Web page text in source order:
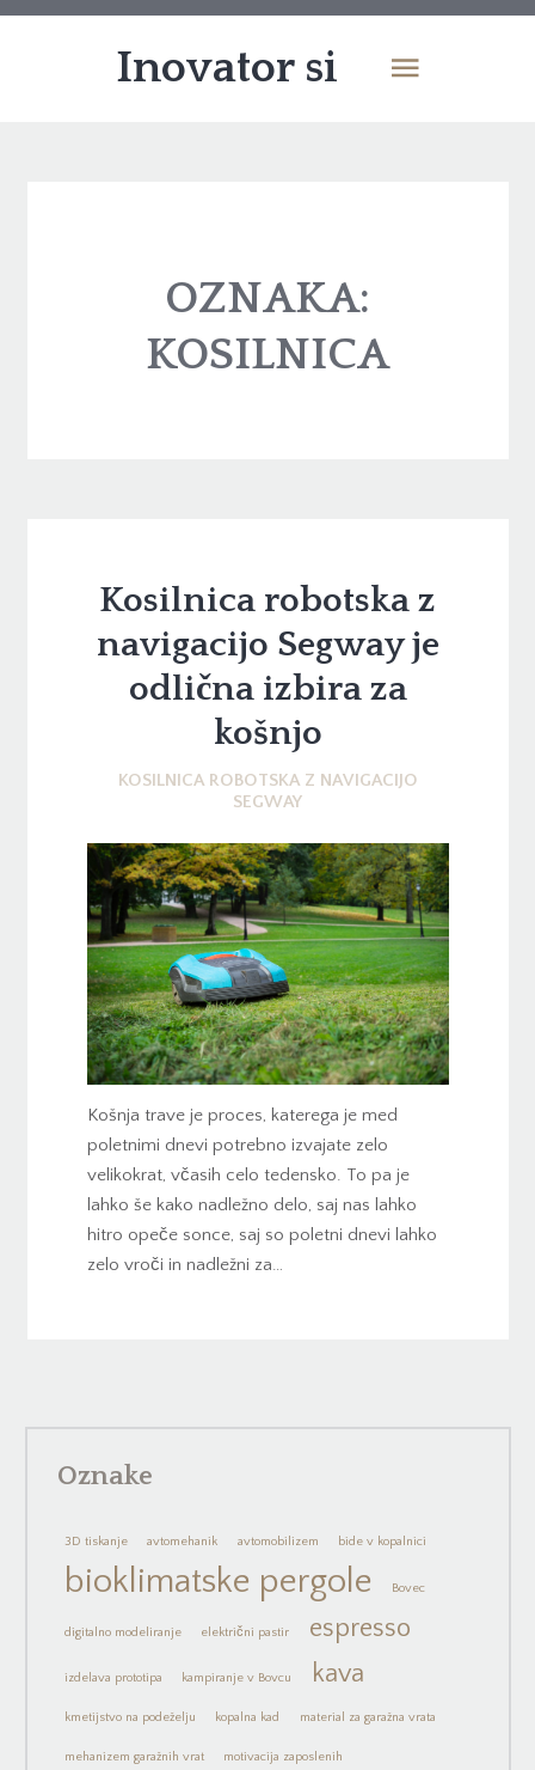
Inovator si
OZNAKA:
KOSILNICA
Kosilnica robotska z
navigacijo Segway je
odlična izbira za
košnjo
KOSILNICA ROBOTSKA Z NAVIGACIJO
SEGWAY
Košnja trave je proces, katerega je med
poletnimi dnevi potrebno izvajate zelo
velikokrat, včasih celo tedensko. To pa je
lahko še kako nadležno delo, saj nas lahko
hitro opeče sonce, saj so poletni dnevi lahko
zelo vroči in nadležni za…
Oznake
3D tiskanje avtomehanik avtomobilizem bide v kopalnici
bioklimatske pergole Bovec
digitalno modeliranje električni pastir espresso
izdelava prototipa kampiranje v Bovcu kava
kmetijstvo na podeželju kopalna kad material za garažna vrata
mehanizem garažnih vrat motivacija zaposlenih